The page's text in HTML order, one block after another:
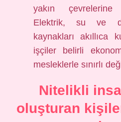
yakın
Elektrik, su ve
kaynakları akıllıca
işçiler belirli
mesleklerle sınırlı
Nitelikli
oluşturan